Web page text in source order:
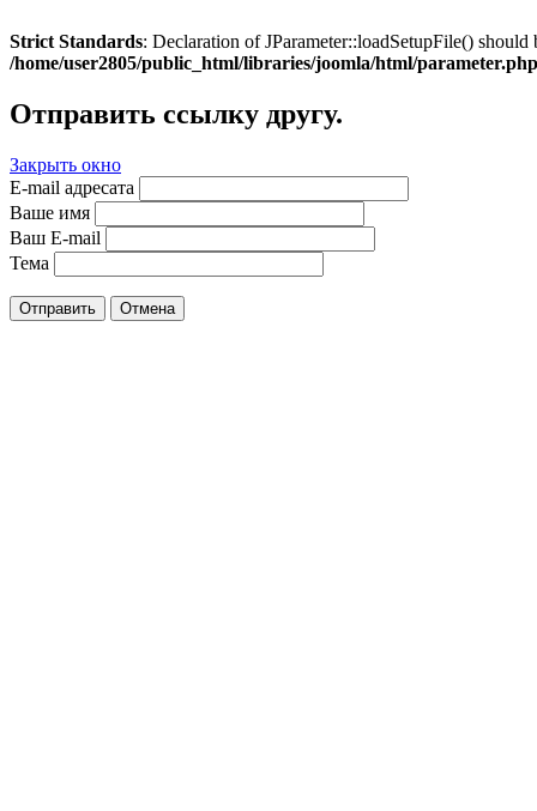
Strict Standards: Declaration of JParameter::loadSetupFile()
/home/user2805/public_html/libraries/joomla/html/parameter.php
Отправить ссылку другу.
Закрыть окно
E-mail адресата
Ваше имя
Ваш E-mail
Тема
Отправить Отмена